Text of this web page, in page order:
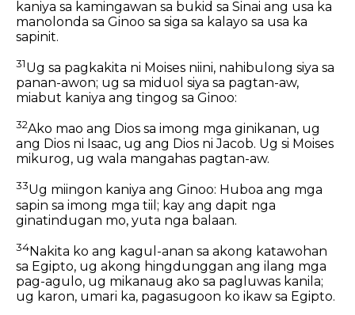
kaniya sa kamingawan sa bukid sa Sinai ang usa ka
manolonda sa Ginoo sa siga sa kalayo sa usa ka
sapinit.
31Ug sa pagkakita ni Moises niini, nahibulong siya sa
panan-awon; ug sa miduol siya sa pagtan-aw,
miabut kaniya ang tingog sa Ginoo:
32Ako mao ang Dios sa imong mga ginikanan, ug
ang Dios ni Isaac, ug ang Dios ni Jacob. Ug si Moises
mikurog, ug wala mangahas pagtan-aw.
33Ug miingon kaniya ang Ginoo: Huboa ang mga
sapin sa imong mga tiil; kay ang dapit nga
ginatindugan mo, yuta nga balaan.
34Nakita ko ang kagul-anan sa akong katawohan
sa Egipto, ug akong hingdunggan ang ilang mga
pag-agulo, ug mikanaug ako sa pagluwas kanila;
ug karon, umari ka, pagasugoon ko ikaw sa Egipto.